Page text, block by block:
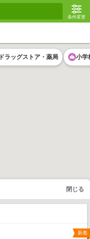
条件変更
ドラッグストア・薬局 小学
閉じる
新着